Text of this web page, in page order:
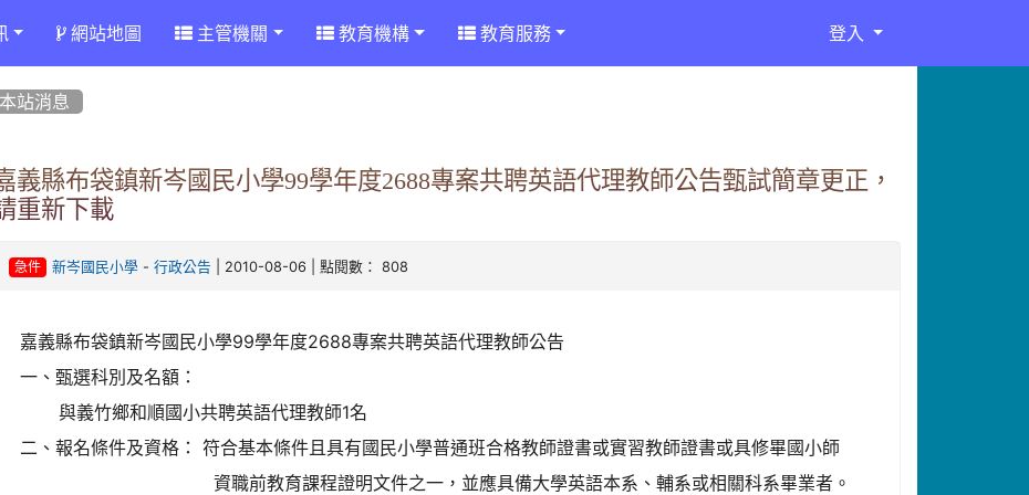
網站地圖 主管機關 教育機構 教育服務 登入
本站消息
義縣布袋鎮新岑國民小學99學年度2688專案共聘英語代理教師公告甄試簡章更正，
重新下載
急件 新岑國民小學 - 行政公告 | 2010-08-06 | 點閱數： 808
嘉義縣布袋鎮新岑國民小學99學年度2688專案共聘英語代理教師公告
一、甄選科別及名額：
與義竹鄉和順國小共聘英語代理教師1名
二、報名條件及資格： 符合基本條件且具有國民小學普通班合格教師證書或實習教師證書或具修畢國小師
資職前教育課程證明文件之一，並應具備大學英語本系、輔系或相關科系畢業者。